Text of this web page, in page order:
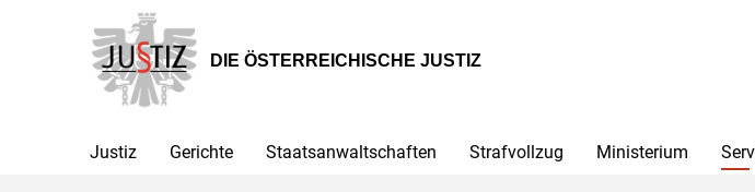
Hauptnavigation
[1]
Inhalt
[2]
Untermenü
[3]
DIE ÖSTERREICHISCHE JUSTIZ
Justiz Gerichte Staatsanwaltschaften Strafvollzug Ministerium